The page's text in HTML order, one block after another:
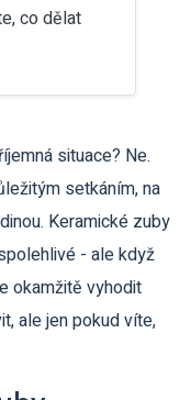
co dělat
situace? Ne.
setkáním, na
Keramické zuby
- ale když
okamžitě vyhodit
ale jen pokud víte,